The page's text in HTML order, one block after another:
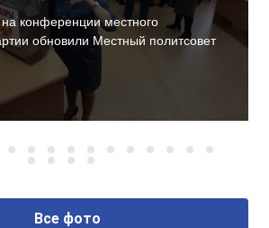
конференции местного
обновили Местный политсовет
Все фото